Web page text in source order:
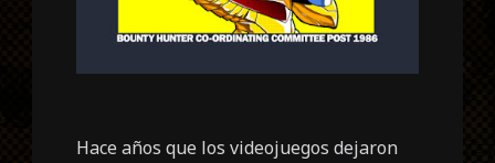
Hace años que los videojuegos dejaron